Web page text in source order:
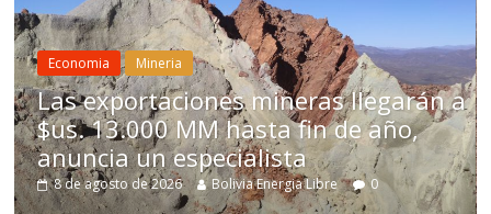
mineras llegarán a
MM hasta fin de año,
especialista
Bolivia Energia Libre 0
Economia Mineria
El nuevo
imponer
minera por
Estado,
8 de agosto de 2026